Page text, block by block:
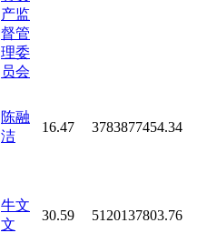
产监
督管
理委
员会
陈融
洁
16.47 3783877454.34
牛文
文
30.59 5120137803.76